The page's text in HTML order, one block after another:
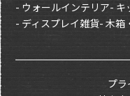
- ウォールインテリア- キ
- ディスプレイ雑貨- 木箱
プ